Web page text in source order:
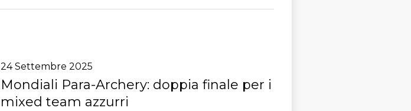
24 Settembre 2025
Mondiali Para-Archery: doppia finale per i
mixed team azzurri